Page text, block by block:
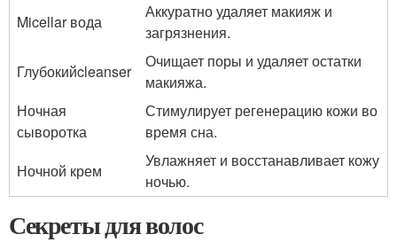
Micellar вода
Аккуратно удаляет макияж и
загрязнения.
Глубокийcleanser
Очищает поры и удаляет остатки
макияжа.
Ночная
сыворотка
Стимулирует регенерацию кожи во
время сна.
Ночной крем
Увлажняет и восстанавливает кожу
ночью.
Секреты для волос